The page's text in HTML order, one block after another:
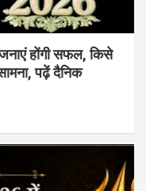
होंगी सफल, किसे
पढ़ें दैनिक